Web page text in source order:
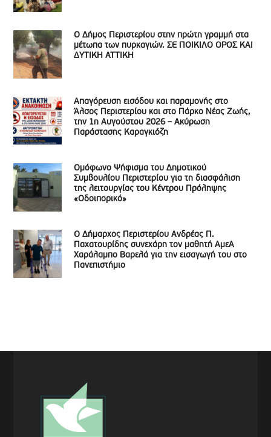
Ο Δήμος Περιστερίου στην πρώτη γραμμή στα
μέτωπα των πυρκαγιών. ΣΕ ΠΟΙΚΙΛΟ ΟΡΟΣ ΚΑΙ
ΔΥΤΙΚΗ ΑΤΤΙΚΗ
Απαγόρευση εισόδου και παραμονής στο
Άλσος Περιστερίου και στο Πάρκο Νέας Ζωής,
την 1η Αυγούστου 2026 – Ακύρωση
Παράστασης Καραγκιόζη
Ομόφωνο Ψήφισμα του Δημοτικού
Συμβουλίου Περιστερίου για τη διασφάλιση
της λειτουργίας του Κέντρου Πρόληψης
«Οδοιπορικό»
Ο Δήμαρχος Περιστερίου Ανδρέας Π.
Παχατουρίδης συνεχάρη τον μαθητή ΑμεΑ
Χαράλαμπο Βαρελά για την εισαγωγή του στο
Πανεπιστήμιο